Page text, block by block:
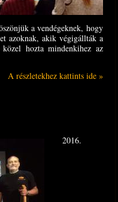
a vendégeknek, hogy
azoknak, akik végigállták a
hozta mindenkihez az
A részletekhez kattints ide »
2016.